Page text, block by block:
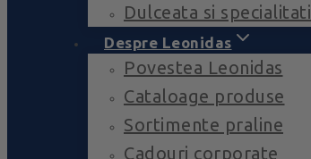
Dulceata si specialitati
Despre Leonidas
Povestea Leonidas
Cataloage produse
Sortimente praline
Cadouri corporate